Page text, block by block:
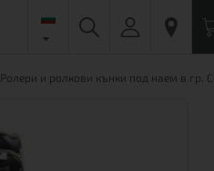
Ролери и ролкови кънки под наем в гр.